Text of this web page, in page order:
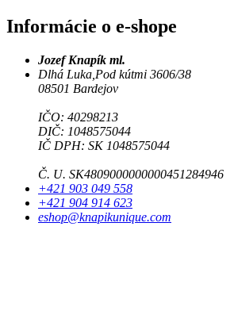
Informácie o e-shope
Jozef Knapík ml.
Dlhá Luka,Pod kútmi 3606/38
08501 Bardejov
IČO: 40298213
DIČ: 1048575044
IČ DPH: SK 1048575044
Č. U. SK4809000000000451284946
+421 903 049 558
+421 904 914 623
eshop@knapikunique.com